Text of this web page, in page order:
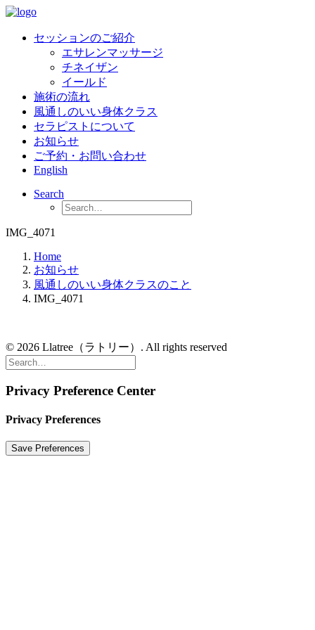
セッションのご紹介
エサレンマッサージ
チネイザン
イールド
施術の流れ
風通しのいい身体クラス
セラピストについて
お知らせ
ご予約・お問い合わせ
English
Search
IMG_4071
Home
お知らせ
風通しのいい身体クラスのこと
IMG_4071
© 2026 Llatree（ラトリー）. All rights reserved
Privacy Preference Center
Privacy Preferences